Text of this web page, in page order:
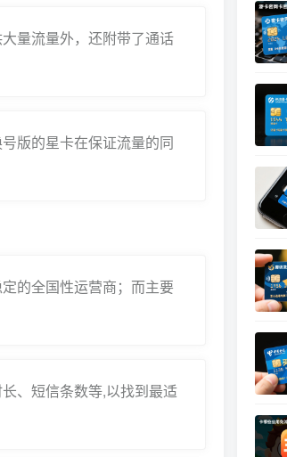
量流量外，还附带了通话
版的星卡在保证流量的同
的全国性运营商；而主要
、短信条数等,以找到最适